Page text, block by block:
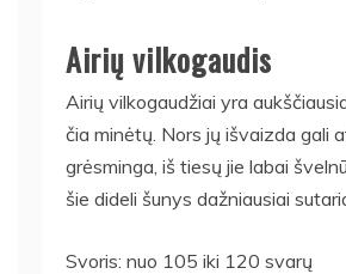
Airių vilkogaudis
Airių vilkogaudžiai yra
čia minėtų. Nors jų išvaizda gali
grėsminga, iš tiesų jie labai
šie dideli šunys dažniausiai
Svoris: nuo 105 iki 120 svarų